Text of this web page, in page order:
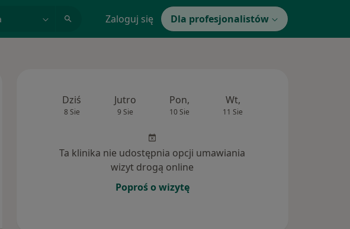
Zaloguj się Dla profesjonalistów
Dziś
8 Sie
Jutro
9 Sie
Pon,
10 Sie
Wt,
11 Sie
Ta klinika nie udostępnia opcji umawiania
wizyt drogą online
Poproś o wizytę